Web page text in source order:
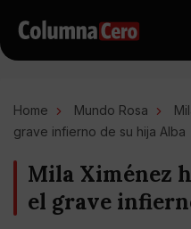
Home Mundo Rosa
grave infierno de su hija Alba
Mila Ximénez
el grave